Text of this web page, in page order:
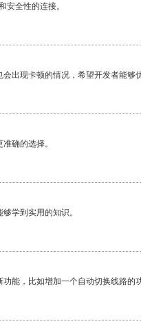
安全性的连接。
出现卡顿的情况，希望开发者能够
确的选择。
学到实用的知识。
能，比如增加一个自动切换线路的功